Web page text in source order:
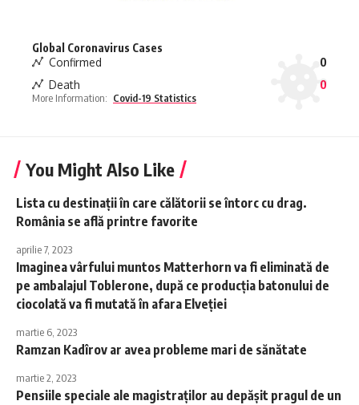
Global Coronavirus Cases
Confirmed
0
Death
0
More Information: Covid-19 Statistics
You Might Also Like
Lista cu destinații în care călătorii se întorc cu drag.
România se află printre favorite
aprilie 7, 2023
Imaginea vârfului muntos Matterhorn va fi eliminată de
pe ambalajul Toblerone, după ce producţia batonului de
ciocolată va fi mutată în afara Elveţiei
martie 6, 2023
Ramzan Kadîrov ar avea probleme mari de sănătate
martie 2, 2023
Pensiile speciale ale magistraților au depășit pragul de un